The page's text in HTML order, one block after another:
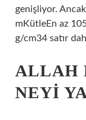
genişliyor.
mKütleEn az
g/cm34 satır
ALLAH
NEYI